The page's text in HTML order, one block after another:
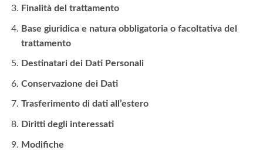
Finalità del trattamento
Base giuridica e natura obbligatoria o facoltativa del
trattamento
Destinatari dei Dati Personali
Conservazione dei Dati
Trasferimento di dati all’estero
Diritti degli interessati
Modifiche